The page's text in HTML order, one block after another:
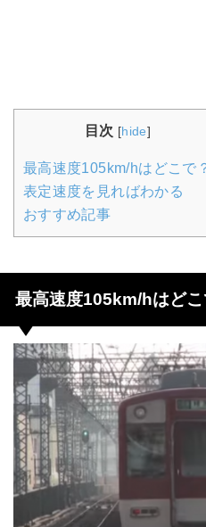
目次 [hide]
最高速度105km/hはどこで
表定速度を見ればわかる
おすすめ記事
最高速度105km/hはどこ